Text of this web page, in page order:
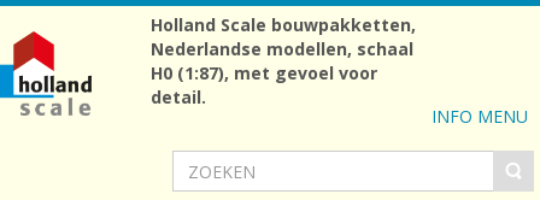
INFO MENU
Holland Scale bouwpakketten,
Nederlandse modellen, schaal
H0 (1:87), met gevoel voor
detail.